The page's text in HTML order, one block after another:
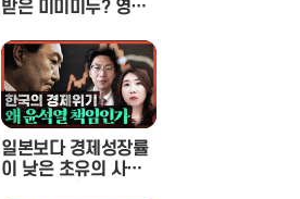
받은 미미미누? 영광
선배의 호통을 듣다. |
인기인가요 시즌2 E
P.17
일본보다 경제성장률
이 낮은 초유의 사태,